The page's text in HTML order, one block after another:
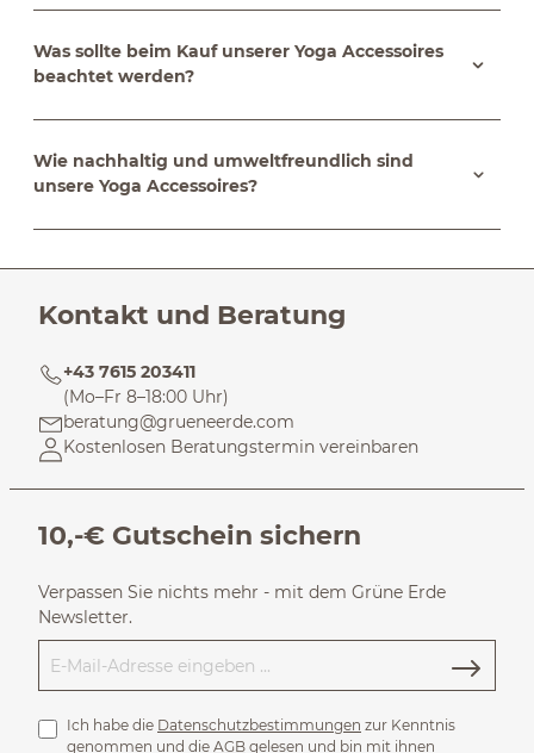
Was sollte beim Kauf unserer Yoga Accessoires
beachtet werden?
Wie nachhaltig und umweltfreundlich sind
unsere Yoga Accessoires?
Kontakt und Beratung
+43 7615 203411
(Mo–Fr 8–18:00 Uhr)
beratung@grueneerde.com
Kostenlosen Beratungstermin vereinbaren
10,-€ Gutschein sichern
Verpassen Sie nichts mehr - mit dem Grüne Erde
Newsletter.
Ich habe die Datenschutzbestimmungen zur Kenntnis
genommen und die AGB gelesen und bin mit ihnen